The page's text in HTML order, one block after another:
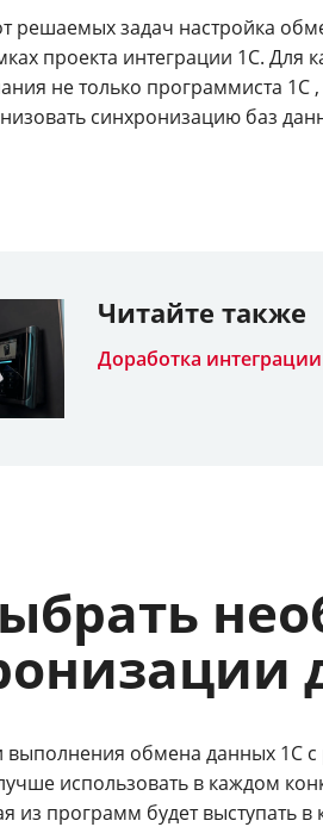
решаемых задач настройка
проекта интеграции 1С. Для
не только программиста 1С
синхронизацию баз
Читайте также
Доработка
выполнения обмена данных 1С
использовать в каждом
из программ будет выступать